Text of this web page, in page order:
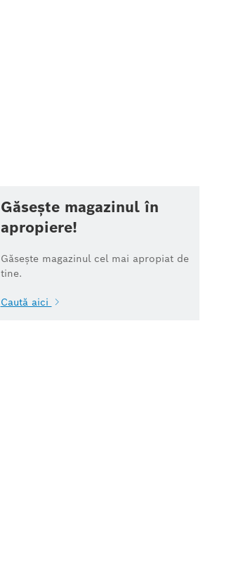
Găsește magazinul în
apropiere!
Găsește magazinul cel mai apropiat de
tine.
Caută aici